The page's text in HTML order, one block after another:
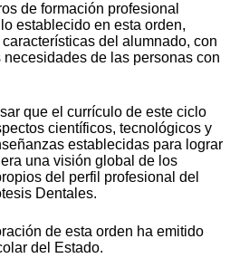
de formación profesional
establecido en esta orden,
del alumnado, con
de las personas con
que el currículo de este ciclo
científicos, tecnológicos y
establecidas para lograr
una visión global de los
del perfil profesional del
Dentales.
de esta orden ha emitido
del Estado.